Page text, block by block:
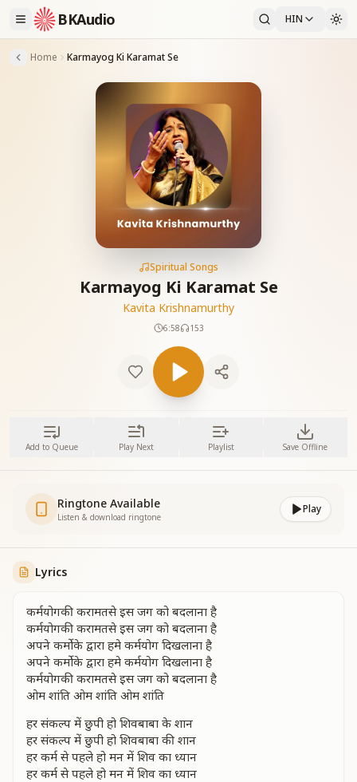
BKAudio HIN
Home Karmayog Ki Karamat Se
Spiritual Songs
Karmayog Ki Karamat Se
Kavita Krishnamurthy
6:58 153
Add to Queue Play Next Playlist Save Offline
Ringtone Available
Listen & download ringtone
Play
Lyrics
कर्मयोगकी करामतसे इस जग को बदलाना है
कर्मयोगकी करामतसे इस जग को बदलाना है
अपने कर्मोके द्वारा हमे कर्मयोग दिखलाना है
अपने कर्मोके द्वारा हमे कर्मयोग दिखलाना है
कर्मयोगकी करामतसे इस जग को बदलाना है
ओम शांति ओम शांति ओम शांति
हर संकल्प में छुपी हो शिवबाबा के शान
हर संकल्प में छुपी हो शिवबाबा की शान
हर कर्म से पहले हो मन में शिव का ध्यान
हर कर्म से पहले हो मन में शिव का ध्यान